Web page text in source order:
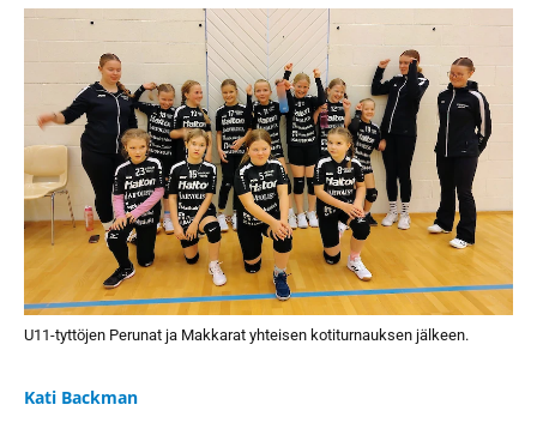
U11-tyttöjen Perunat ja Makkarat yhteisen kotiturnauksen jälkeen.
Kati Backman